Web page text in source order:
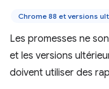
Chrome 88 et versions
Les promesses ne
et les versions
doivent utiliser des